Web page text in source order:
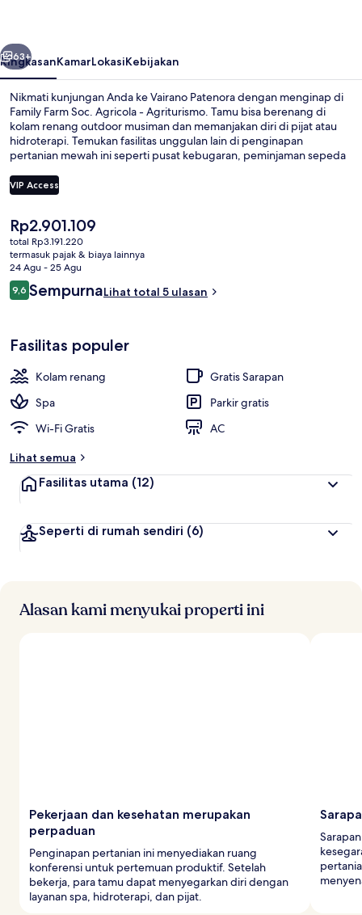
Agriturismo
Berikutnya
63+
RingkasanKamarLokasiKebijakan
Nikmati kunjungan Anda ke Vairano Patenora dengan menginap di
Family Farm Soc. Agricola - Agriturismo. Tamu bisa berenang di
kolam renang outdoor musiman dan memanjakan diri di pijat atau
hidroterapi. Temukan fasilitas unggulan lain di penginapan
pertanian mewah ini seperti pusat kebugaran, peminjaman sepeda
VIP Access
Harga
saat
ini
Rp2.901.109
Rp2.901.109
total Rp3.191.220
termasuk pajak & biaya lainnya
24 Agu - 25 Agu
Ulasan
9,69,6 dari 10
SempurnaLihat total 5 ulasan
Fasilitas populer
Kolam renang
Gratis Sarapan
Spa
Parkir gratis
Wi-Fi Gratis
AC
Lihat semua
Fasilitas utama (12)
Seperti di rumah sendiri (6)
Alasan kami menyukai properti ini
Pekerjaan dan kesehatan merupakan
perpaduan
Penginapan pertanian ini menyediakan ruang
konferensi untuk pertemuan produktif. Setelah
bekerja, para tamu dapat menyegarkan diri dengan
layanan spa, hidroterapi, dan pijat.